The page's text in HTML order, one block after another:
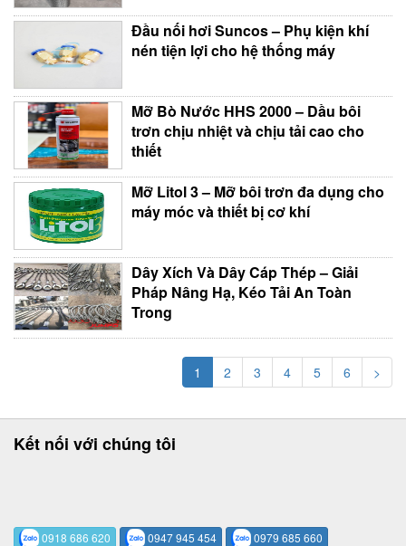
Đầu nối hơi Suncos – Phụ kiện khí
nén tiện lợi cho hệ thống máy
Mỡ Bò Nước HHS 2000 – Dầu bôi
trơn chịu nhiệt và chịu tải cao cho
thiết
Mỡ Litol 3 – Mỡ bôi trơn đa dụng cho
máy móc và thiết bị cơ khí
Dây Xích Và Dây Cáp Thép – Giải
Pháp Nâng Hạ, Kéo Tải An Toàn
Trong
1 2 3 4 5 6 >
Kết nối với chúng tôi
0918 686 620 0947 945 454 0979 685 660